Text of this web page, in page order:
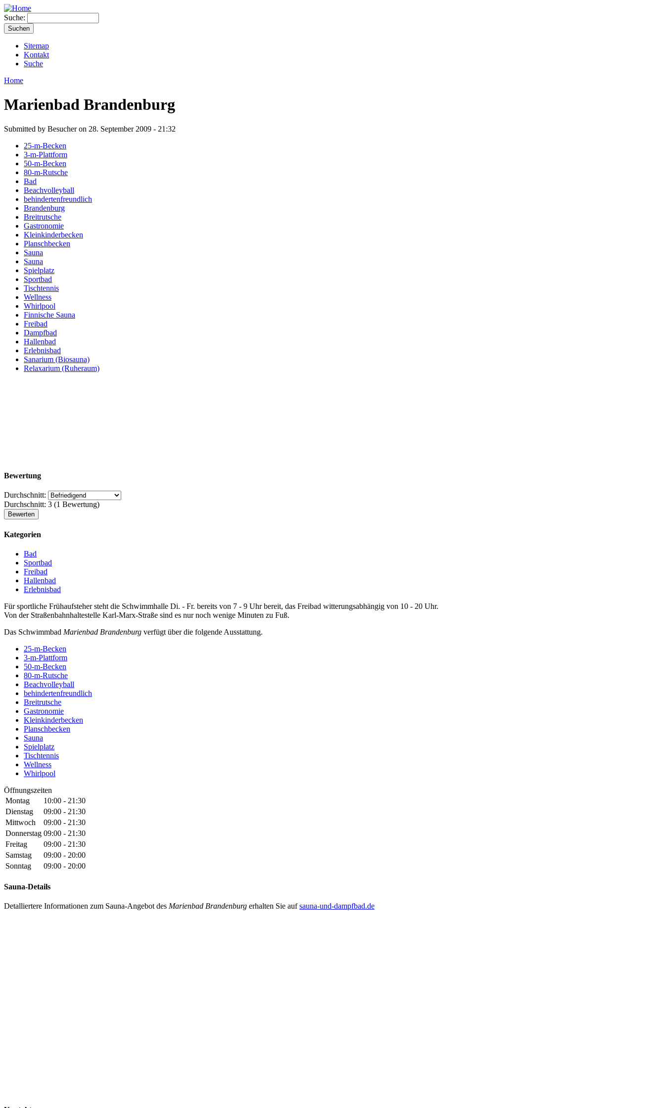
Suche:
Sitemap
Kontakt
Suche
Home
Marienbad Brandenburg
Submitted by Besucher on 28. September 2009 - 21:32
25-m-Becken
3-m-Plattform
50-m-Becken
80-m-Rutsche
Bad
Beachvolleyball
behindertenfreundlich
Brandenburg
Breitrutsche
Gastronomie
Kleinkinderbecken
Planschbecken
Sauna
Sauna
Spielplatz
Sportbad
Tischtennis
Wellness
Whirlpool
Finnische Sauna
Freibad
Dampfbad
Hallenbad
Erlebnisbad
Sanarium (Biosauna)
Relaxarium (Ruheraum)
Bewertung
Durchschnitt:
Durchschnitt: 3 (1 Bewertung)
Kategorien
Bad
Sportbad
Freibad
Hallenbad
Erlebnisbad
Für sportliche Frühaufsteher steht die Schwimmhalle Di. - Fr. bereits von 7 - 9 Uhr bereit, das Freibad witterungsabhängig von 10 - 20 Uhr.
Von der Straßenbahnhaltestelle Karl-Marx-Straße sind es nur noch wenige Minuten zu Fuß.
Das Schwimmbad Marienbad Brandenburg verfügt über die folgende Ausstattung.
25-m-Becken
3-m-Plattform
50-m-Becken
80-m-Rutsche
Beachvolleyball
behindertenfreundlich
Breitrutsche
Gastronomie
Kleinkinderbecken
Planschbecken
Sauna
Spielplatz
Tischtennis
Wellness
Whirlpool
Öffnungszeiten
Montag
10:00 - 21:30
Dienstag
09:00 - 21:30
Mittwoch
09:00 - 21:30
Donnerstag 09:00 - 21:30
Freitag
09:00 - 21:30
Samstag
09:00 - 20:00
Sonntag
09:00 - 20:00
Sauna-Details
Detalliertere Informationen zum Sauna-Angebot des Marienbad Brandenburg erhalten Sie aufsauna-und-dampfbad.de